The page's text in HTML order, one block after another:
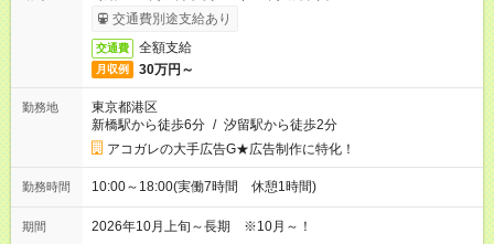
交通費別途支給あり
交通費 全額支給
月収例 30万円～
勤務地
東京都港区
新橋駅から徒歩6分 / 汐留駅から徒歩2分
アコガレの大手広告G★広告制作に特化！
勤務時間 10:00～18:00(実働7時間 休憩1時間)
期間 2026年10月上旬～長期 ※10月～！